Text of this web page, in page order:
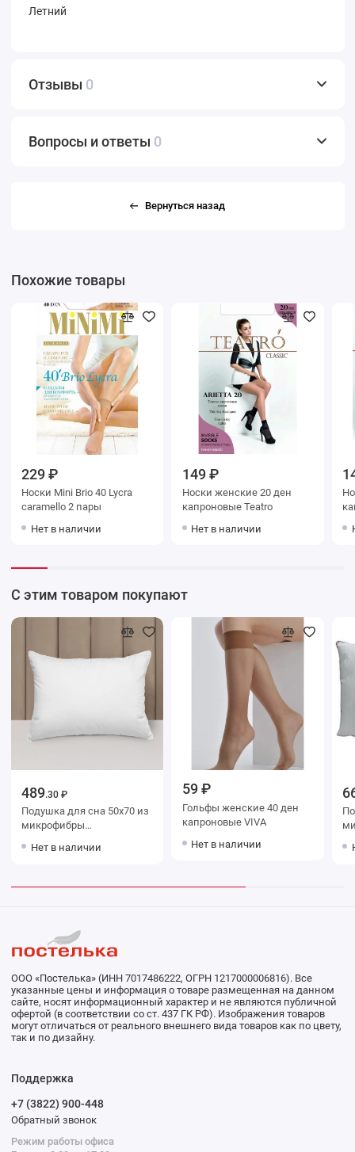
Летний
Отзывы 0
Вопросы и ответы 0
Вернуться назад
Похожие товары
229 ₽
Носки Mini Brio 40 Lycra
caramello 2 пары
Нет в наличии
149 ₽
Носки женские 20 ден
капроновые Teatro
Нет в наличии
Носки
С этим товаром покупают
489.30 ₽
Подушка для сна 50х70 из
микрофибры
волокно белая KARIGUZ
Нет в наличии
59 ₽
Гольфы женские 40 ден
капроновые VIVA
Нет в наличии
ООО «Постелька» (ИНН 7017486222, ОГРН 1217000006816). Все
указанные цены и информация о товаре размещенная на данном
сайте, носят информационный характер и не являются публичной
офертой (в соответствии со ст. 437 ГК РФ). Изображения товаров
могут отличаться от реального внешнего вида товаров как по цвету,
так и по дизайну.
Поддержка
+7 (3822) 900-448
Обратный звонок
Режим работы офиса